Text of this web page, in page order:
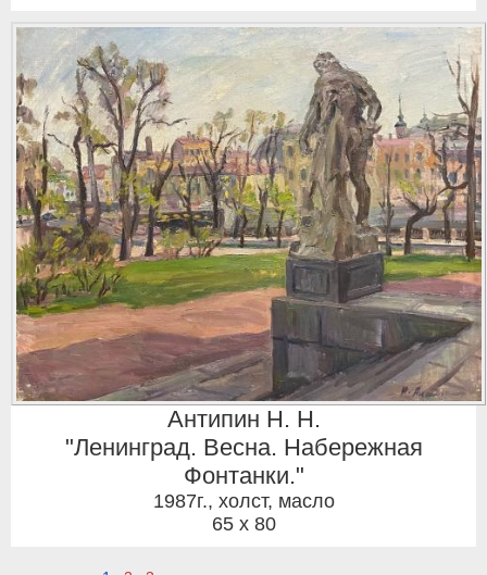
Антипин Н. Н.
"Ленинград. Весна. Набережная
Фонтанки."
1987г., холст, масло
65 x 80